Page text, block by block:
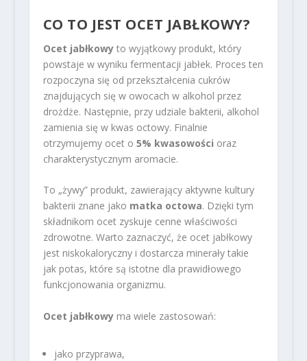
CO TO JEST OCET JABŁKOWY?
Ocet jabłkowyto wyjątkowy produkt, który
powstaje w wyniku fermentacji jabłek. Proces ten
rozpoczyna się od przekształcenia cukrów
znajdujących się w owocach w alkohol przez
drożdże. Następnie, przy udziale bakterii, alkohol
zamienia się w kwas octowy. Finalnie
otrzymujemy ocet o 5% kwasowości oraz
charakterystycznym aromacie.
To „żywy” produkt, zawierający aktywne kultury
bakterii znane jako matka octowa. Dzięki tym
składnikom ocet zyskuje cenne właściwości
zdrowotne. Warto zaznaczyć, że ocet jabłkowy
jest niskokaloryczny i dostarcza minerały takie
jak potas, które są istotne dla prawidłowego
funkcjonowania organizmu.
Ocet jabłkowyma wiele zastosowań:
jako przyprawa,